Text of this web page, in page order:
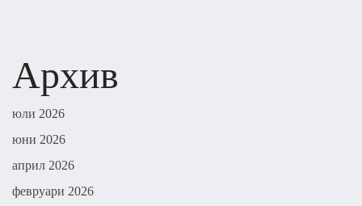
Архив
юли 2026
юни 2026
април 2026
февруари 2026